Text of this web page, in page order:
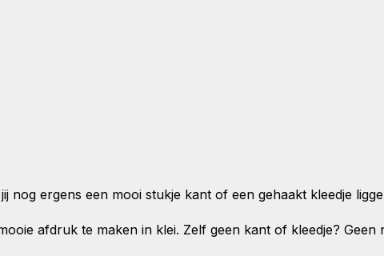
nog ergens een mooi stukje kant of een gehaakt kleedje
afdruk te maken in klei. Zelf geen kant of kleedje? Geen